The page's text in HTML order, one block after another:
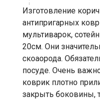
Изготовление
антипригарных
мультиварок,
20см. Они
скоаорода.
посуде. Очень
коврик плотно
закрыть боковины,